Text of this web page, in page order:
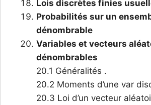
Lois discrètes finies
Probabilités sur un
dénombrable
Variables et vecteurs
dénombrables
20.1 Généralités .
20.2 Moments d’une var
20.3 Loi d’un vecteur